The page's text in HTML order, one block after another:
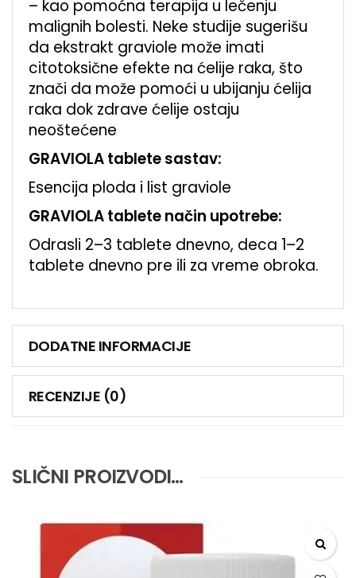
– kao pomoćna terapija u lečenju
malignih bolesti. Neke studije sugerišu
da ekstrakt graviole može imati
citotoksične efekte na ćelije raka, što
znači da može pomoći u ubijanju ćelija
raka dok zdrave ćelije ostaju
neoštećene
GRAVIOLA tablete sastav:
Esencija ploda i list graviole
GRAVIOLA tablete način upotrebe:
Odrasli 2–3 tablete dnevno, deca 1–2
tablete dnevno pre ili za vreme obroka.
DODATNE INFORMACIJE
RECENZIJE (0)
SLIČNI PROIZVODI…